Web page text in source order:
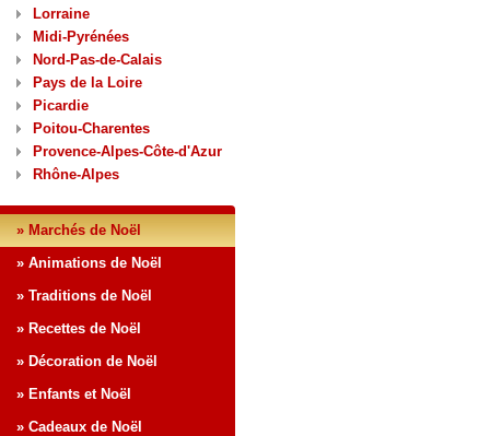
Lorraine
Midi-Pyrénées
Nord-Pas-de-Calais
Pays de la Loire
Picardie
Poitou-Charentes
Provence-Alpes-Côte-d'Azur
Rhône-Alpes
» Marchés de Noël
» Animations de Noël
» Traditions de Noël
» Recettes de Noël
» Décoration de Noël
» Enfants et Noël
» Cadeaux de Noël